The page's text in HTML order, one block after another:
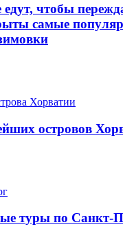
едут, чтобы
самые
островов
туры по Санкт-